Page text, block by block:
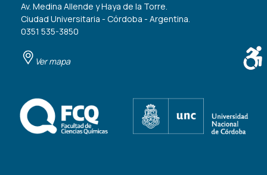
Av. Medina Allende y Haya de la Torre.
Ciudad Universitaria - Córdoba - Argentina.
0351 535-3850
Ver mapa